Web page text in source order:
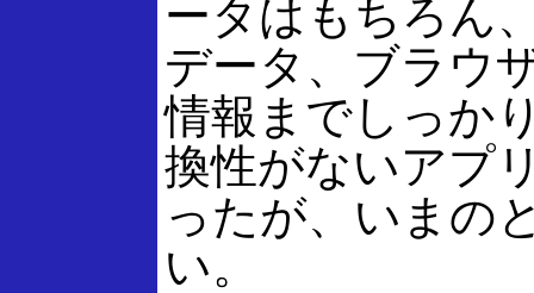
ータはもちろん
データ、ブラウ
情報までしっか
換性がないアプ
ったが、いまの
い。